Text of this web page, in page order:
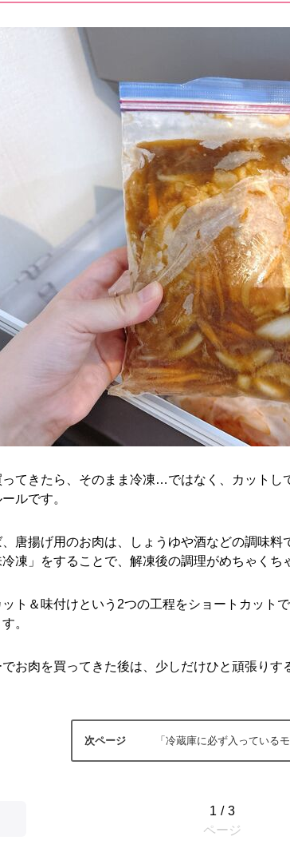
ってきたら、そのまま冷凍…ではなく、カットし
ルです。
唐揚げ用のお肉は、しょうゆや酒などの調味料
凍」をすることで、解凍後の調理がめちゃくち
ト＆味付けという2つの工程をショートカット
。
でお肉を買ってきた後は、少しだけひと頑張りす
「冷蔵庫に必ず入っている
1 / 3
ページ